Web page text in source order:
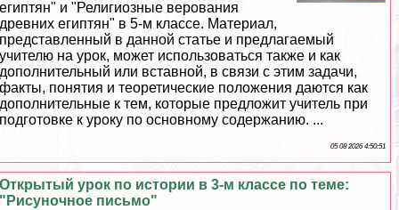
египтян" и "Религиозные верования
древних египтян" в 5-м классе. Материал,
представленный в данной статье и предлагаемый
учителю на урок, может использоваться также и как
дополнительный или вставной, в связи с этим задачи,
факты, понятия и теоретические положения даются как
дополнительные к тем, которые предложит учитель при
подготовке к уроку по основному содержанию. ...
05 08 2026 4:50:51
Открытый урок по истории в 3-м классе по теме:
"Рисуночное письмо"